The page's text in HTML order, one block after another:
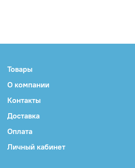
Товары
О компании
Контакты
Доставка
Оплата
Личный кабинет